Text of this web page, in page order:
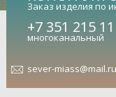
Заказ изделия по
+7 351 215
многоканальный
sever-miass@mail.ru